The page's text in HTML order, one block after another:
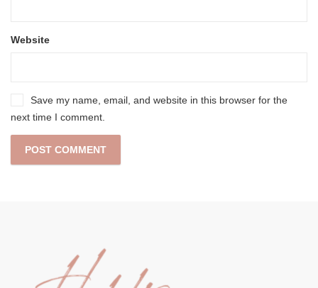
Website
Save my name, email, and website in this browser for the
next time I comment.